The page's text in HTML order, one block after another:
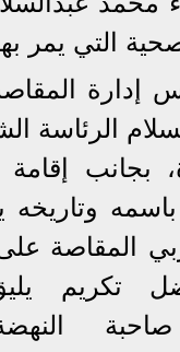
التي يمر
إدارة
الرئاسة
بجانب
وتاريخه
المقاصة
تكريم
صاحبة